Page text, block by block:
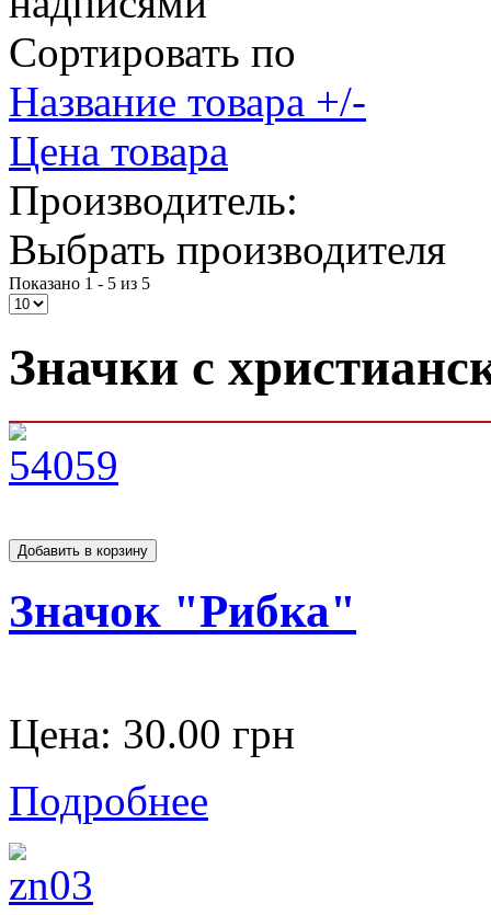
Сортировать по
Название товара +/-
Цена товара
Производитель:
Выбрать производителя
Показано 1 - 5 из 5
Значки с
Значок "Рибка"
Цена: 30.00 грн
Подробнее